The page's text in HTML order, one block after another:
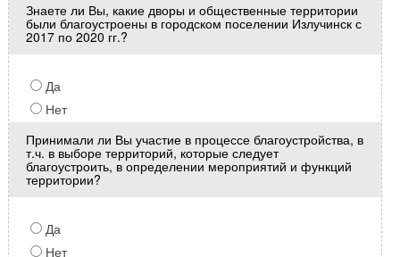
Знаете ли Вы, какие дворы и общественные территории
были благоустроены в городском поселении Излучинск с
2017 по 2020 гг.?
Да
Нет
Принимали ли Вы участие в процессе благоустройства, в
т.ч. в выборе территорий, которые следует
благоустроить, в определении мероприятий и функций
территории?
Да
Нет